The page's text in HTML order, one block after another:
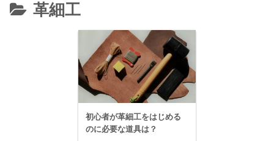
革細工
初心者が革細工をはじめる
のに必要な道具は？